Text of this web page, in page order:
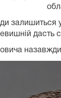
залишиться
дасть